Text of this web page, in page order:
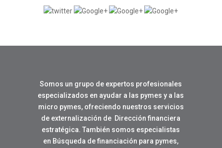
Somos un grupo de expertos profesionales
especializados en ayudar a las pymes y a las
micro pymes, ofreciendo nuestros servicios
de externalización de Dirección financiera
estratégica. También somos especialistas
en Búsqueda de financiación para pymes,